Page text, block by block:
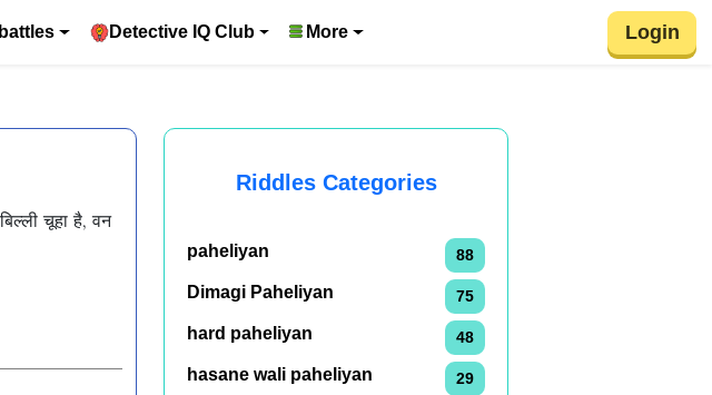
Detective IQ Club More Login
चूहा है, वन
Riddles Categories
paheliyan 88
Dimagi Paheliyan 75
hard paheliyan 48
hasane wali paheliyan 29